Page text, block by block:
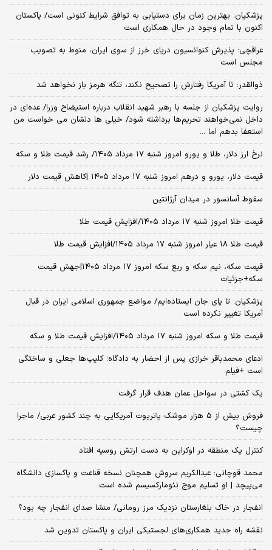
پزشکیان‌: بهترین زمان برای دستیابی به توافق شرایط کنونی است/ پاکستان
اکنون با تمام وجود در حال همکاری است
عراقچی: پذیرش کنوانسیون دریای خرز از سوی ایران، منوط به تصویب
مجلس است
ذوالقدر: تا آمریکا رفتارش را تصحیح نکند، تنگه هرمز باز نخواهد شد
روایت پزشکیان از جلسه با رهبر شهید انقلاب درباره استیضاح وزرا/ عده‌ای در
داخل نمی‌خواهند تحریم‌ها برداشته شود/ خیلی ها دلشان می خواست من
استعفا بدهم اما ...
نرخ ارز دلار، طلا و یورو امروز شنبه ۱۷ مرداد ۱۴۰۵/ رشد قیمت طلا و سکه
قیمت دلار، یورو و درهم امروز شنبه ۱۷ مرداد ۱۴۰۵ |کاهش قیمت دلار
سقوط آسانسور در میدان آرژانتین
قیمت طلا امروز شنبه ۱۷ مرداد ۱۴۰۵/افزایش قیمت طلا
قیمت طلا ۱۸ عیار امروز شنبه ۱۷ مرداد ۱۴۰۵/افزایش قیمت طلا
قیمت سکه، نیم سکه و ربع سکه امروز ۱۷ مرداد ۱۴۰۵|جهش قیمت
سکه+جزئیات
پزشکیان: تا پای جان ایستاده‌ایم/ مواضع جمهوری اسلامی ایران در قبال
آمریکا تغییر نکرده است
قیمت طلا و سکه امروز شنبه ۱۷ مرداد ۱۴۰۵/افزایش قیمت طلا و سکه
ادعای محمدباقر خرازی پس از احضار به دادگاه؛ کلیپ‌ها جعلی و ساختگی
است +فیلم
یک کشتی در سواحل عمان هدف قرار گرفت
فروش بیش از 5 هزار موشک پاتریوت آمریکایی به چند کشور عربی/ ماجرا
چیست؟
کنترل یک منطقه در اوکراین به دست ارتش روسیه افتاد
محمد قوچانی: عبدالکریم سروش همچنان نسخه قناعت و پاکسازی دانشگاه
می‌پیچد | او تسلیم موج نئومارکسیسم شده است
انفجار در خاک بلغارستان نزدیک مرز رومانی/ منشا صدای انفجار چه بود؟
نقشه راه جدید همکاری‌های لجستیکی ایران و پاکستان تدوین شد